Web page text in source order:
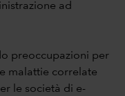
ad
preoccupazioni per
malattie correlate
le società di e-